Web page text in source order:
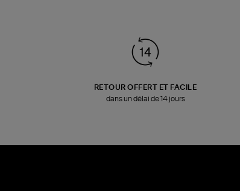
RETOUR OFFERT ET FACILE
dans un délai de 14 jours